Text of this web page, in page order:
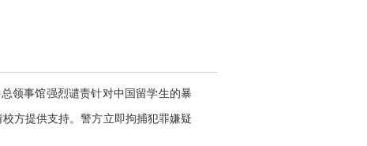
领事馆强烈谴责针对中国留学生的暴
方提供支持。警方立即拘捕犯罪嫌疑